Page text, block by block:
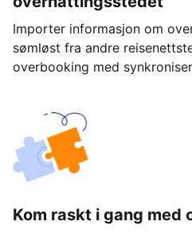
Importer informasjon om
sømløst fra andre
overbooking med
Kom raskt i gang med